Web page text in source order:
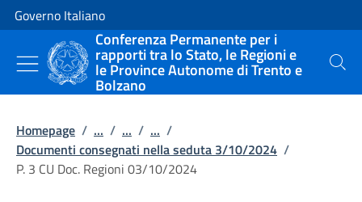
Vai al contenuto
Vai alla navigazione del sito
Governo Italiano
Conferenza Permanente per i
rapporti tra lo Stato, le Regioni e
le Province Autonome di Trento e
Bolzano
Cerca
Homepage / ... / ... / ... /
Documenti consegnati nella seduta 3/10/2024 /
P. 3 CU Doc. Regioni 03/10/2024